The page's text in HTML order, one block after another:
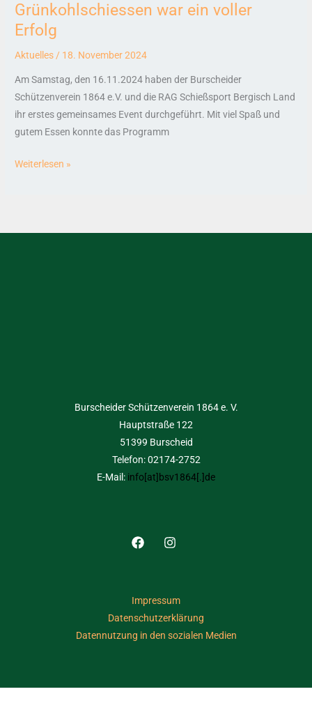
Grünkohlschiessen war ein voller
Erfolg
Aktuelles / 18. November 2024
Am Samstag, den 16.11.2024 haben der Burscheider
Schützenverein 1864 e.V. und die RAG Schießsport Bergisch Land
ihr erstes gemeinsames Event durchgeführt. Mit viel Spaß und
gutem Essen konnte das Programm
Grünkohlschiessen
war
voller
Erfolg
Weiterlesen »
Burscheider Schützenverein 1864 e. V.
Hauptstraße 122
51399 Burscheid
Telefon: 02174-2752
E-Mail: info[at]bsv1864[.]de
Impressum
Datenschutzerklärung
Datennutzung in den sozialen Medien